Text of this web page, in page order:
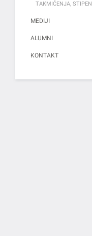
TAKMIČENJA,
MEDIJI
ALUMNI
KONTAKT